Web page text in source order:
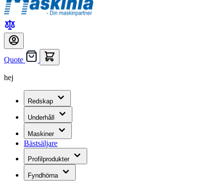
Quote
hej
Redskap
Underhåll
Maskiner
Bästsäljare
Profilprodukter
Fyndhörna